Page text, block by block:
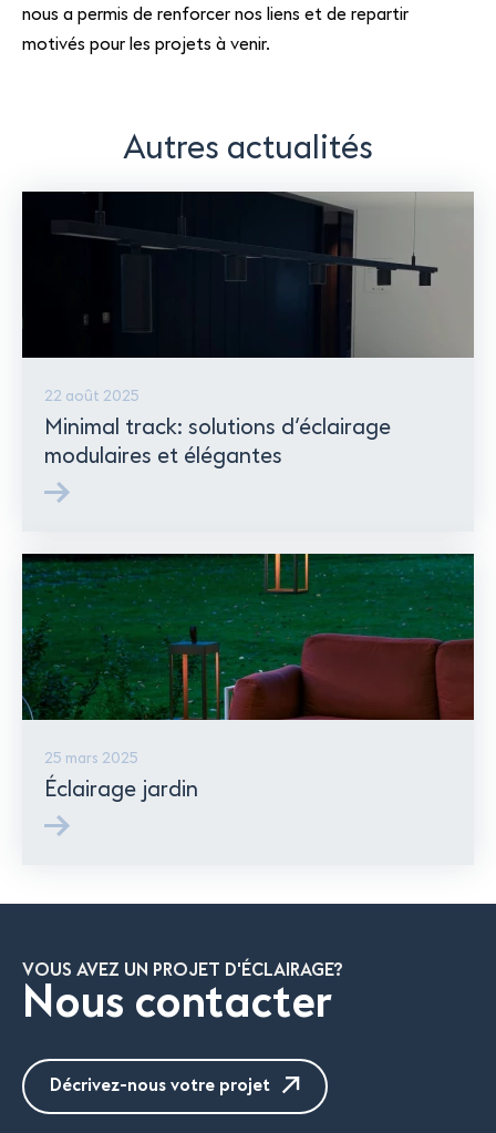
nous a permis de renforcer nos liens et de repartir
motivés pour les projets à venir.
Autres actualités
22 août 2025
Minimal track: solutions d’éclairage
modulaires et élégantes
25 mars 2025
Éclairage jardin
VOUS AVEZ UN PROJET D'ÉCLAIRAGE?
Nous contacter
Décrivez-nous votre projet